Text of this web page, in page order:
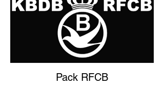
Pack RFCB